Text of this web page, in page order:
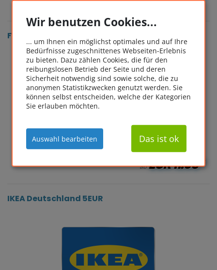
Flexepin EUR [10-20 EUR]
abEUR11.03*
IKEA Deutschland 5EUR
Wir benutzen Cookies...
... um Ihnen ein möglichst optimales und auf Ihre
Bedürfnisse zugeschnittenes Webseiten-Erlebnis
zu bieten. Dazu zählen Cookies, die für den
reibungslosen Betrieb der Seite und deren
Sicherheit notwendig sind sowie solche, die zu
anonymen Statistikzwecken genutzt werden. Sie
können selbst entscheiden, welche der Kategorien
Sie erlauben möchten.
Auswahl bearbeiten Das ist ok